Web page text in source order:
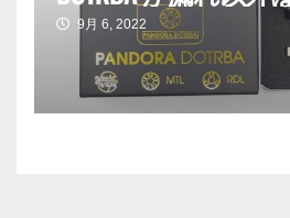
話。
9月 6, 2022